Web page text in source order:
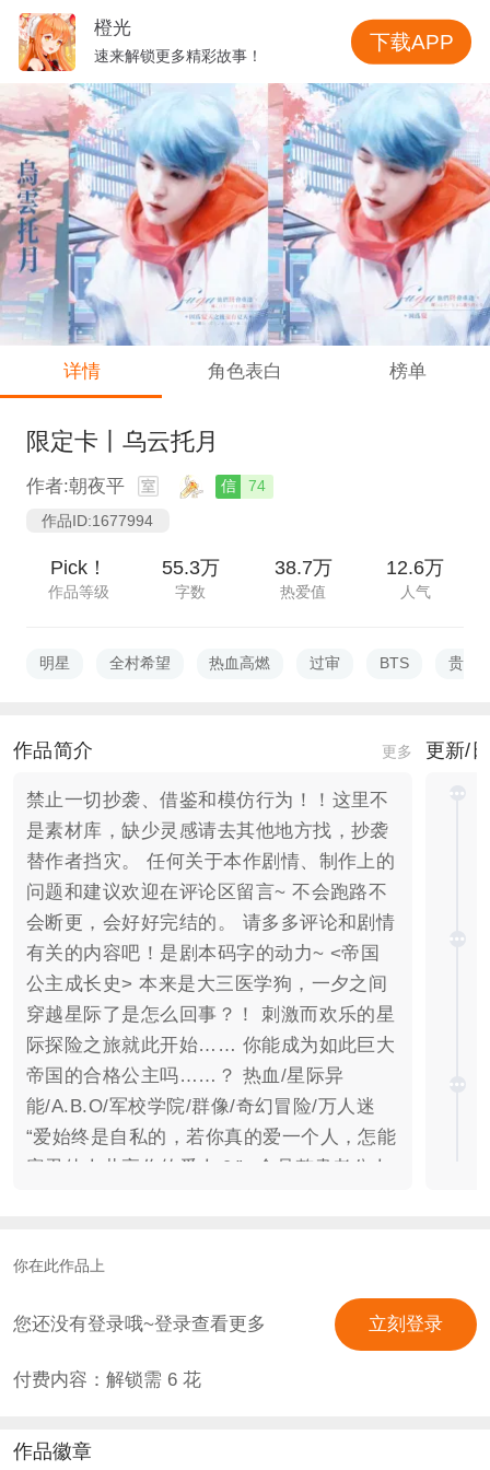
详情 角色表白 榜单
限定卡丨乌云托月
作者:朝夜平 信
74
作品ID:1677994
Pick！
作品等级
55.3万
字数
38.7万
热爱值
12.6万
人气
明星 全村希望 热血高燃 过审 BTS 贵族
作品简介 更多
禁止一切抄袭、借鉴和模仿行为！！这里不
是素材库，缺少灵感请去其他地方找，抄袭
替作者挡灾。 任何关于本作剧情、制作上的
问题和建议欢迎在评论区留言~ 不会跑路不
会断更，会好好完结的。 请多多评论和剧情
有关的内容吧！是剧本码字的动力~ <帝国
公主成长史> 本来是大三医学狗，一夕之间
穿越星际了是怎么回事？！ 刺激而欢乐的星
际探险之旅就此开始…… 你能成为如此巨大
帝国的合格公主吗……？ 热血/星际异
能/A.B.O/军校学院/群像/奇幻冒险/万人迷
“爱始终是自私的，若你真的爱一个人，怎能
容忍他人共享你的爱人？” -全员整肃老公人
声称自己是从地球穿越而来，对星际的一切
会“想家” ·对星际感到好奇 ·适应力强，勇敢
且乐观 （提示：女主是偏开朗型，非冷艳型
请自行判断是否入坑） 【朴智旻】alpha 青
强占有欲男友/为爱黑化 “金云月，我绝不和
更新/
你在此作品上
您还没有登录哦~登录查看更多 立刻登录
付费内容：解锁需 6花
作品徽章
橙光
速来解锁更多精彩故事！
下载APP